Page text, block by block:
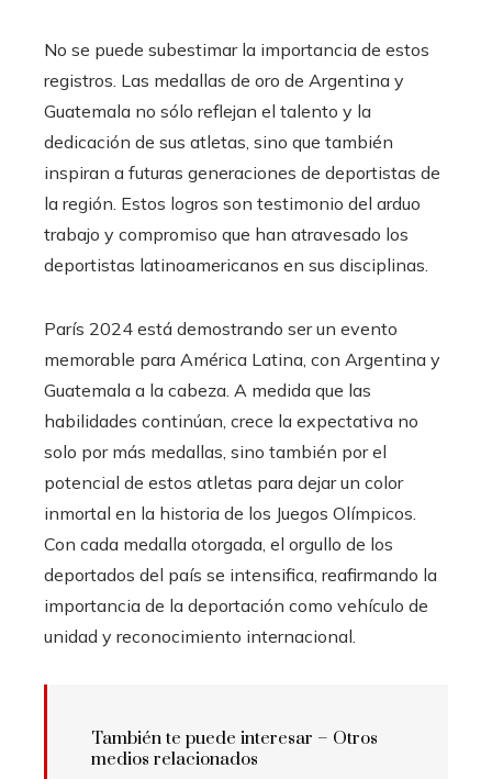
No se puede subestimar la importancia de estos
registros. Las medallas de oro de Argentina y
Guatemala no sólo reflejan el talento y la
dedicación de sus atletas, sino que también
inspiran a futuras generaciones de deportistas de
la región. Estos logros son testimonio del arduo
trabajo y compromiso que han atravesado los
deportistas latinoamericanos en sus disciplinas.
París 2024 está demostrando ser un evento
memorable para América Latina, con Argentina y
Guatemala a la cabeza. A medida que las
habilidades continúan, crece la expectativa no
solo por más medallas, sino también por el
potencial de estos atletas para dejar un color
inmortal en la historia de los Juegos Olímpicos.
Con cada medalla otorgada, el orgullo de los
deportados del país se intensifica, reafirmando la
importancia de la deportación como vehículo de
unidad y reconocimiento internacional.
También te puede interesar – Otros
medios relacionados